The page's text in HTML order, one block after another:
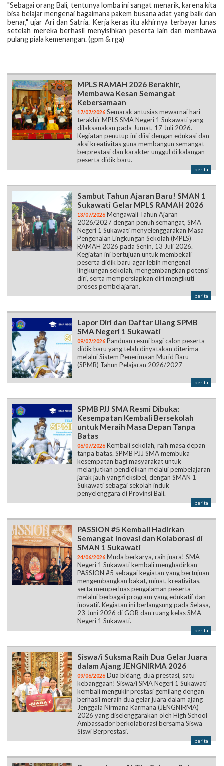
"Sebagai orang Bali, tentunya lomba ini sangat menarik, karena kita
bisa belajar mengenai bagaimana pakem busana adat yang baik dan
benar," ujar Ari dan Satria. Kerja keras itu akhirnya terbayar lunas
setelah mereka berhasil menyisihkan peserta lain dan membawa
pulang piala kemenangan. (gpm & rga)
MPLS RAMAH 2026 Berakhir,
Membawa Kesan Semangat
Kebersamaan
17/07/2026 Semarak antusias mewarnai hari
terakhir MPLS SMA Negeri 1 Sukawati yang
dilaksanakan pada Jumat, 17 Juli 2026.
Kegiatan penutup ini diisi dengan edukasi dan
aksi kreativitas guna membangun semangat
berprestasi dan karakter unggul di kalangan
peserta didik baru.
berita
Sambut Tahun Ajaran Baru! SMAN 1
Sukawati Gelar MPLS RAMAH 2026
13/07/2026 Mengawali Tahun Ajaran
2026/2027 dengan penuh semangat, SMA
Negeri 1 Sukawati menyelenggarakan Masa
Pengenalan Lingkungan Sekolah (MPLS)
RAMAH 2026 pada Senin, 13 Juli 2026.
Kegiatan ini bertujuan untuk membekali
peserta didik baru agar lebih mengenal
lingkungan sekolah, mengembangkan potensi
diri, serta mempersiapkan diri mengikuti
proses pembelajaran.
berita
Lapor Diri dan Daftar Ulang SPMB
SMA Negeri 1 Sukawati
09/07/2026 Panduan resmi bagi calon peserta
didik baru yang telah dinyatakan diterima
melalui Sistem Penerimaan Murid Baru
(SPMB) Tahun Pelajaran 2026/2027
berita
SPMB PJJ SMA Resmi Dibuka:
Kesempatan Kembali Bersekolah
untuk Meraih Masa Depan Tanpa
Batas
06/07/2026 Kembali sekolah, raih masa depan
tanpa batas. SPMB PJJ SMA membuka
kesempatan bagi masyarakat untuk
melanjutkan pendidikan melalui pembelajaran
jarak jauh yang fleksibel, dengan SMAN 1
Sukawati sebagai sekolah induk
penyelenggara di Provinsi Bali.
berita
PASSION #5 Kembali Hadirkan
Semangat Inovasi dan Kolaborasi di
SMAN 1 Sukawati
24/06/2026 Muda berkarya, raih juara! SMA
Negeri 1 Sukawati kembali menghadirkan
PASSION #5 sebagai kegiatan yang bertujuan
mengembangkan bakat, minat, kreativitas,
serta memperluas pengalaman peserta
melalui berbagai program yang edukatif dan
inovatif. Kegiatan ini berlangsung pada Selasa,
23 Juni 2026 di GOR dan ruang kelas SMA
Negeri 1 Sukawati.
berita
Siswa/i Suksma Raih Dua Gelar Juara
dalam Ajang JENGNIRMA 2026
09/06/2026 Dua bidang, dua prestasi, satu
kebanggaan! Siswa/i SMA Negeri 1 Sukawati
kembali mengukir prestasi gemilang dengan
berhasil meraih dua gelar juara dalam ajang
Jenggala Nirmana Karmana (JENGNIRMA)
2026 yang diselenggarakan oleh High School
Ambassador berkolaborasi bersama Siswa
Siswi Berprestasi.
berita